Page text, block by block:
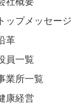
トップメッセージ
革
員一覧
業所一覧
康経営